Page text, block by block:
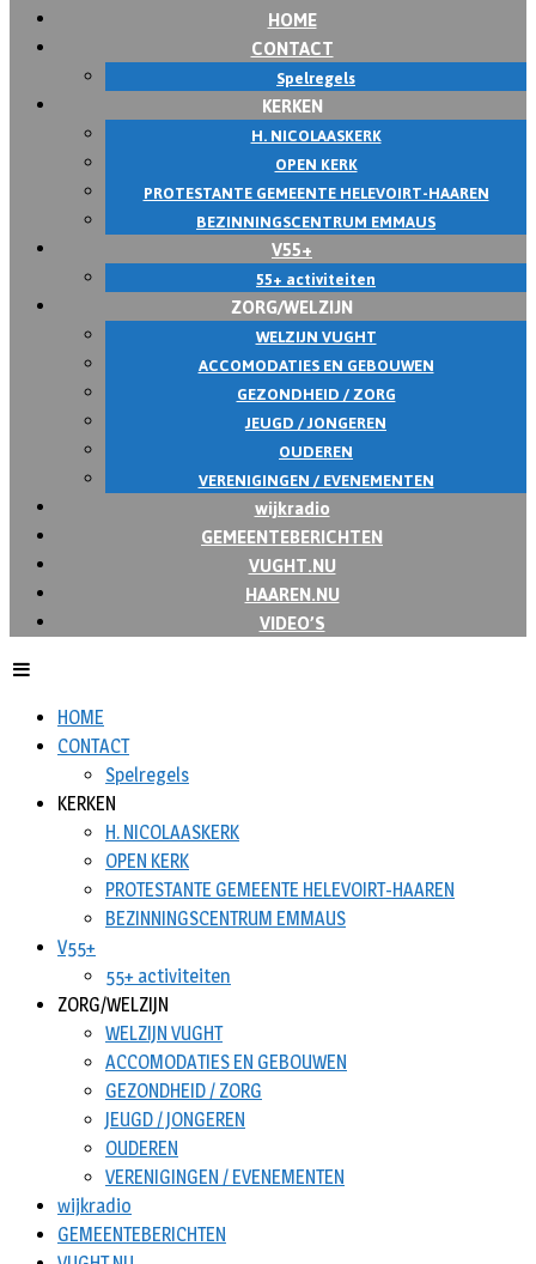
HOME
CONTACT
Spelregels
KERKEN
H. NICOLAASKERK
OPEN KERK
PROTESTANTE GEMEENTE HELEVOIRT-HAAREN
BEZINNINGSCENTRUM EMMAUS
V55+
55+ activiteiten
ZORG/WELZIJN
WELZIJN VUGHT
ACCOMODATIES EN GEBOUWEN
GEZONDHEID / ZORG
JEUGD / JONGEREN
OUDEREN
VERENIGINGEN / EVENEMENTEN
wijkradio
GEMEENTEBERICHTEN
VUGHT.NU
HAAREN.NU
VIDEO’S
HOME
CONTACT
Spelregels
KERKEN
H. NICOLAASKERK
OPEN KERK
PROTESTANTE GEMEENTE HELEVOIRT-HAAREN
BEZINNINGSCENTRUM EMMAUS
V55+
55+ activiteiten
ZORG/WELZIJN
WELZIJN VUGHT
ACCOMODATIES EN GEBOUWEN
GEZONDHEID / ZORG
JEUGD / JONGEREN
OUDEREN
VERENIGINGEN / EVENEMENTEN
wijkradio
GEMEENTEBERICHTEN